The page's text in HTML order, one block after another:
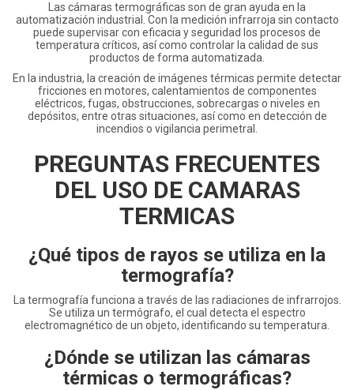
Las cámaras termográficas son de gran ayuda en la
automatización industrial. Con la medición infrarroja sin contacto
puede supervisar con eficacia y seguridad los procesos de
temperatura críticos, así como controlar la calidad de sus
productos de forma automatizada.
En la industria, la creación de imágenes térmicas permite detectar
fricciones en motores, calentamientos de componentes
eléctricos, fugas, obstrucciones, sobrecargas o niveles en
depósitos, entre otras situaciones, así como en detección de
incendios o vigilancia perimetral.
PREGUNTAS FRECUENTES
DEL USO DE CAMARAS
TERMICAS
¿Qué tipos de rayos se utiliza en la
termografía?
La termografía funciona a través de las radiaciones de infrarrojos.
Se utiliza un termógrafo, el cual detecta el espectro
electromagnético de un objeto, identificando su temperatura.
¿Dónde se utilizan las cámaras
térmicas o termográficas?